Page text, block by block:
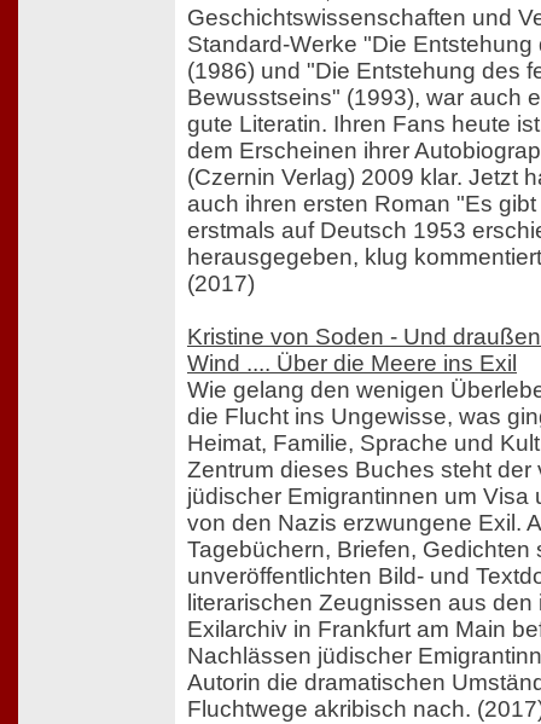
Geschichtswissenschaften und
Standard-Werke "Die
(1986) und "Die Entstehung des
Bewusstseins" (1993), war auch
gute Literatin. Ihren Fans heute
dem Erscheinen ihrer
(Czernin Verlag) 2009 klar. Jetzt
auch ihren ersten Roman "Es
erstmals auf Deutsch 1953
herausgegeben, klug
(2017)
Kristine von Soden - Und
Wind .... Über die Meere ins Exil
Wie gelang den wenigen
die Flucht ins Ungewisse, was
Heimat, Familie, Sprache und
Zentrum dieses Buches steht der
jüdischer Emigrantinnen um Visa
von den Nazis erzwungene Exil.
Tagebüchern, Briefen, Gedichten
unveröffentlichten Bild- und
literarischen Zeugnissen aus
Exilarchiv in Frankfurt am Main
Nachlässen jüdischer
Autorin die dramatischen
Fluchtwege akribisch nach.